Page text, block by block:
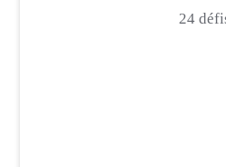
24